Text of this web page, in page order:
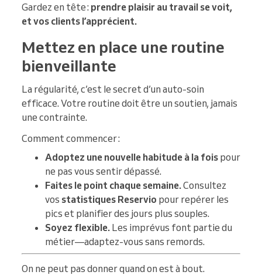
Gardez en tête : prendre plaisir au travail se voit,
et vos clients l’apprécient.
Mettez en place une routine
bienveillante
La régularité, c’est le secret d’un auto-soin
efficace. Votre routine doit être un soutien, jamais
une contrainte.
Comment commencer :
Adoptez une nouvelle habitude à la fois pour
ne pas vous sentir dépassé.
Faites le point chaque semaine.Consultez
vos statistiques Reservio pour repérer les
pics et planifier des jours plus souples.
Soyez flexible. Les imprévus font partie du
métier—adaptez-vous sans remords.
On ne peut pas donner quand on est à bout.